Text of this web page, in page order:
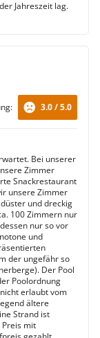
Jahreszeit lag.
3.0 / 5.0
Bei unserer
Zimmer
Snackrestaurant
unsere Zimmer
und dreckig
100 Zimmern nur
nur so vor
und
der ungefähr so
Der Pool
Poolordnung
erlaubt vom
ältere
Strand ist
mit